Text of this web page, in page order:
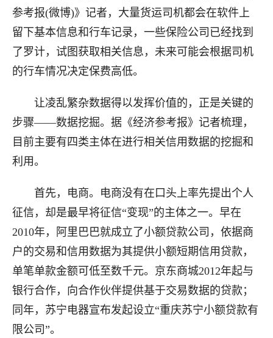
参考报(微博)》记者，大量货运司机都会在软件上
留下基本信息和行车记录，一些保险公司已经找到
了罗计，试图获取相关信息，未来可能会根据司机
的行车情况决定保费高低。
让凌乱繁杂数据得以发挥价值的，正是关键的
步骤——数据挖掘。据《经济参考报》记者梳理，
目前主要有四类主体在进行相关信用数据的挖掘和
利用。
首先，电商。电商没有在口头上率先提出个人
征信，却是最早将征信“变现”的主体之一。早在
2010年，阿里巴巴就成立了小额贷款公司，依据商
户的交易和信用数据为其提供小额短期信用贷款，
单笔单款金额可低至数千元。京东商城2012年起与
银行合作，向合作伙伴提供基于交易数据的贷款；
同年，苏宁电器宣布发起设立“重庆苏宁小额贷款有
限公司”。